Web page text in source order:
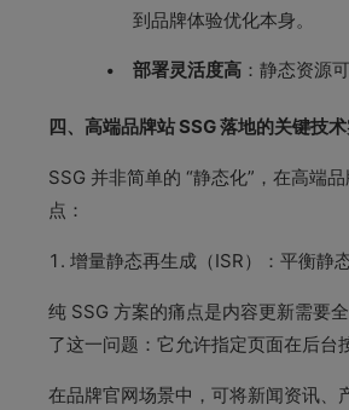
到品牌体验优化本身。
部署灵活度高 ：静态资源
四、高端品牌站 SSG 落地的关键技
SSG 并非简单的 “静态化”，在高端
点：
1. 增量静态再生成（ISR）：平衡静
纯 SSG 方案的痛点是内容更新需要
了这一问题：它允许指定页面在后台
在品牌官网场景中，可将新闻资讯、